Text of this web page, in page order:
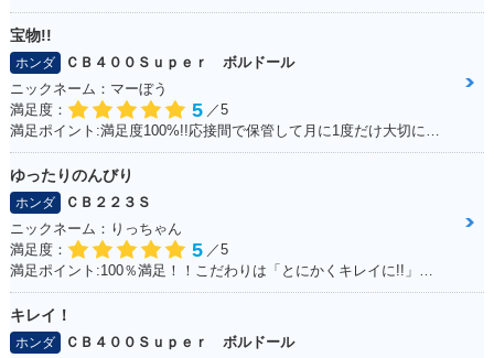
1997年 Giorno DEL
UXE・カラーチェン
1997年 Giorno・カ
ラーチェンジ
cial・特別・限定仕
1997年 Giorno Spe
cial・特別・限定仕
様
宝物!!
ホンダ
ＣＢ４００Ｓｕｐｅｒ ボルドール
ニックネーム：マーぼう
満足度：
5 ／5
ゆったりのんびり
ホンダ
ＣＢ２２３Ｓ
ニックネーム：りっちゃん
満足度：
5 ／5
キレイ！
ホンダ
ＣＢ４００Ｓｕｐｅｒ ボルドール